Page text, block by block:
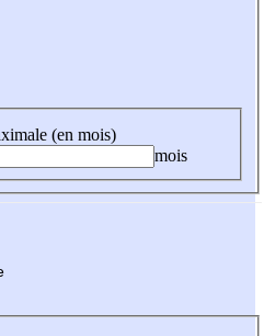
(en mois)
mois